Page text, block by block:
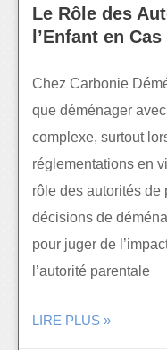
Le Rôle des
l’Enfant en
Chez Carbonie
que déménager
complexe, surtout
réglementations en
rôle des autorités de
décisions de
pour juger de
l’autorité parentale
LIRE PLUS »